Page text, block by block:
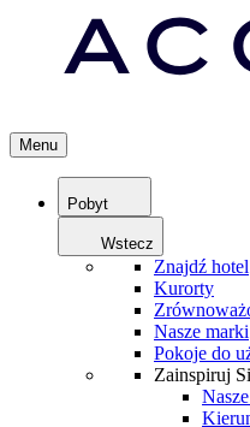
Menu
Pobyt
Wstecz
Znajdź hotel
Kurorty
Nasze marki
Pokoje do
Zainspiruj